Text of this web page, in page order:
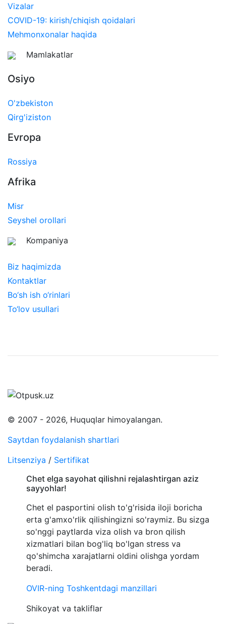
Vizalar
COVID-19: kirish/chiqish qoidalari
Mehmonxonalar haqida
Mamlakatlar
Osiyo
O'zbekiston
Qirg'iziston
Evropa
Rossiya
Afrika
Misr
Seyshel orollari
Kompaniya
Biz haqimizda
Kontaktlar
Bo‘sh ish o‘rinlari
To‘lov usullari
© 2007 - 2026, Huquqlar himoyalangan.
Saytdan foydalanish shartlari
Litsenziya / Sertifikat
Chet elga sayohat qilishni rejalashtirgan aziz
sayyohlar!
Chet el pasportini olish to'g'risida iloji boricha
erta g'amxo'rlik qilishingizni so'raymiz. Bu sizga
so'nggi paytlarda viza olish va bron qilish
xizmatlari bilan bog'liq bo'lgan stress va
qo'shimcha xarajatlarni oldini olishga yordam
beradi.
OVIR-ning Toshkentdagi manzillari
Shikoyat va takliflar